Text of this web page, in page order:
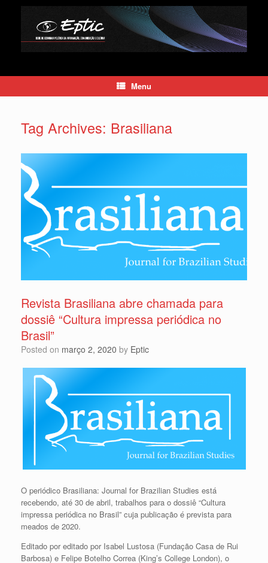
Menu
Tag Archives: Brasiliana
Revista Brasiliana abre chamada para
dossiê “Cultura impressa periódica no
Brasil”
Posted on março 2, 2020 by Eptic
O periódico Brasiliana: Journal for Brazilian Studies está
recebendo, até 30 de abril, trabalhos para o dossiê “Cultura
impressa periódica no Brasil” cuja publicação é prevista para
meados de 2020.
Editado por editado por Isabel Lustosa (Fundação Casa de Rui
Barbosa) e Felipe Botelho Correa (King’s College London), o